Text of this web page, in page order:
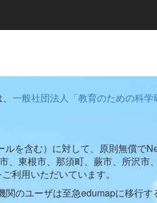
一般社団法人「教育のための科学
を含む）に対して、原則無償で
、東根市、那須町、蕨市、所沢市
利用いただいています。
のユーザは至急edumapに移行す